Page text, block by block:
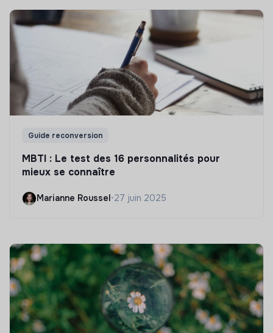
Guide reconversion
MBTI : Le test des 16 personnalités pour
mieux se connaître
Marianne Roussel•27 juin 2025